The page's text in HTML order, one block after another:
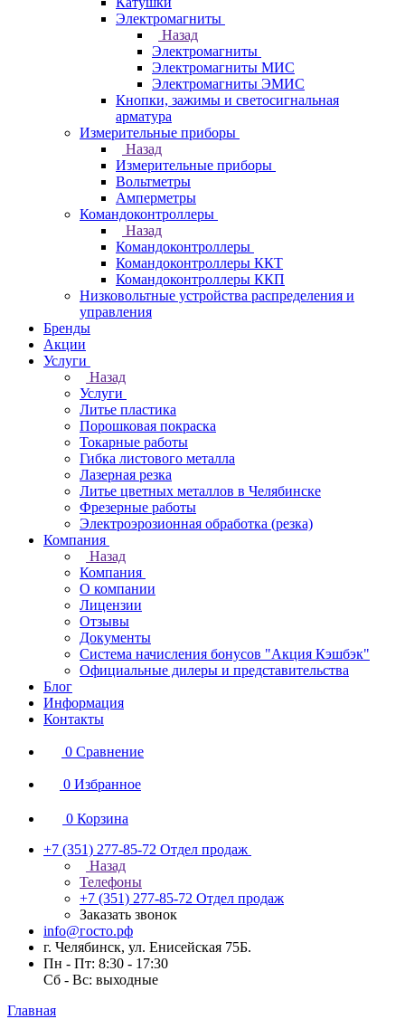
Электромагниты
Назад
Электромагниты
Электромагниты МИС
Электромагниты ЭМИС
Кнопки, зажимы и светосигнальная
арматура
Измерительные приборы
Назад
Измерительные приборы
Вольтметры
Амперметры
Командоконтроллеры
Назад
Командоконтроллеры
Командоконтроллеры ККТ
Командоконтроллеры ККП
Низковольтные устройства распределения и
управления
Бренды
Акции
Услуги
Назад
Услуги
Литье пластика
Порошковая покраска
Токарные работы
Гибка листового металла
Лазерная резка
Литье цветных металлов в Челябинске
Фрезерные работы
Электроэрозионная обработка (резка)
Компания
Назад
Компания
О компании
Лицензии
Отзывы
Документы
Система начисления бонусов "Акция Кэшбэк"
Официальные дилеры и представительства
Блог
Информация
Контакты
0 Сравнение
0 Избранное
0 Корзина
+7 (351) 277-85-72 Отдел продаж
Назад
Телефоны
+7 (351) 277-85-72 Отдел продаж
Заказать звонок
info@госто.рф
г. Челябинск, ул. Енисейская 75Б.
Пн - Пт: 8:30 - 17:30
Сб - Вс: выходные
Главная